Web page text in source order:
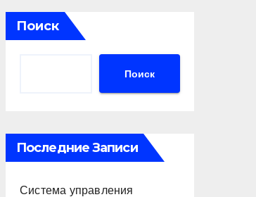
Поиск
Поиск
Последние Записи
Система управления